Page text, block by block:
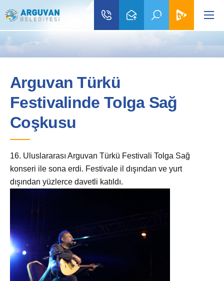
Arguvan Türkü
Festivalinde Tolga Sağ
Coşkusu
16. Uluslararası Arguvan Türkü Festivali Tolga Sağ
konseri ile sona erdi. Festivale il dışından ve yurt
dışından yüzlerce davetli katıldı.